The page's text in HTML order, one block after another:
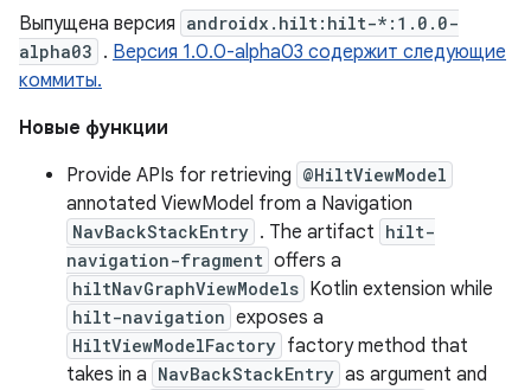
Выпущена версия androidx.hilt:hilt-*:1.0.0-
alpha03 . Версия 1.0.0-alpha03 содержит следующие
коммиты.
Новые функции
Provide APIs for retrieving @HiltViewModel
annotated ViewModel from a Navigation
NavBackStackEntry . The artifact hilt-
navigation-fragment offers a
hiltNavGraphViewModels Kotlin extension while
hilt-navigation exposes a
HiltViewModelFactory factory method that
takes in a NavBackStackEntry as argument and